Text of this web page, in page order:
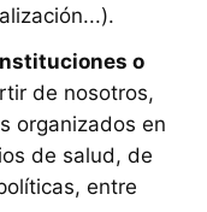
o
de nosotros,
organizados en
de salud, de
entre